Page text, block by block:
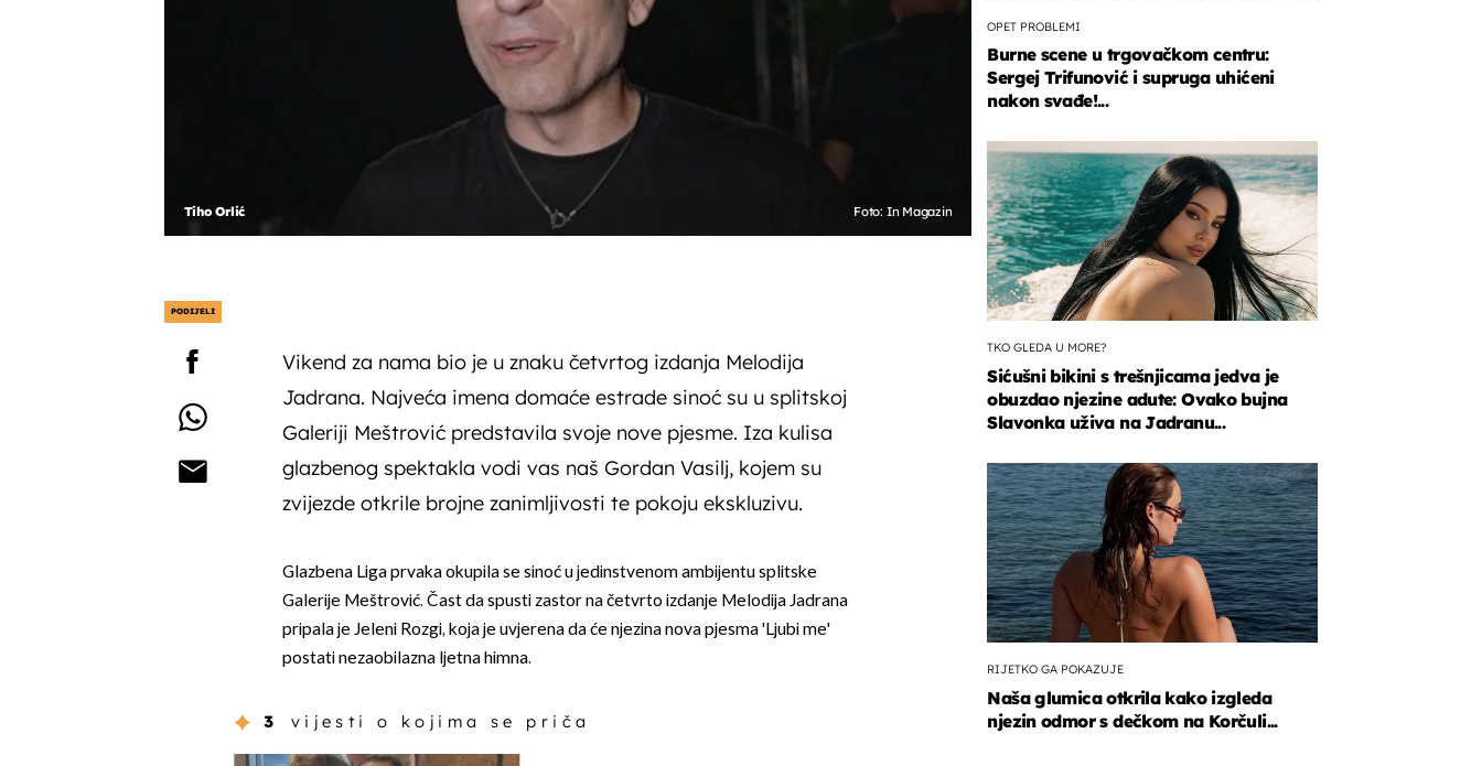
Tiho Orlić Foto: In Magazin
PODIJELI
Vikend za nama bio je u znaku četvrtog izdanja Melodija
Jadrana. Najveća imena domaće estrade sinoć su u splitskoj
Galeriji Meštrović predstavila svoje nove pjesme. Iza kulisa
glazbenog spektakla vodi vas naš Gordan Vasilj, kojem su
zvijezde otkrile brojne zanimljivosti te pokoju ekskluzivu.
Glazbena Liga prvaka okupila se sinoć u jedinstvenom ambijentu splitske
Galerije Meštrović. Čast da spusti zastor na četvrto izdanje Melodija Jadrana
pripala je Jeleni Rozgi, koja je uvjerena da će njezina nova pjesma 'Ljubi me'
postati nezaobilazna ljetna himna.
3 vijesti o kojima se priča
OPET PROBLEMI
Burne scene u trgovačkom centru:
Sergej Trifunović i supruga uhićeni
nakon svađe!...
TKO GLEDA U MORE?
Sićušni bikini s trešnjicama jedva je
obuzdao njezine adute: Ovako bujna
Slavonka uživa na Jadranu...
RIJETKO GA POKAZUJE
Naša glumica otkrila kako izgleda
njezin odmor s dečkom na Korčuli...